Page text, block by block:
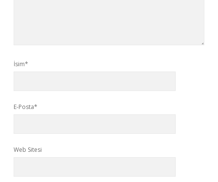
İsim*
E-Posta*
Web Sitesi